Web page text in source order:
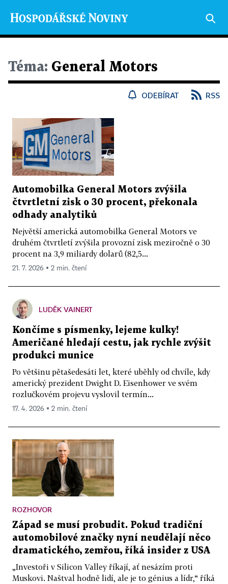
Téma: General Motors
ODEBÍRAT RSS
Automobilka General Motors zvýšila
čtvrtletní zisk o 30 procent, překonala
odhady analytiků
Největší americká automobilka General Motors ve
druhém čtvrtletí zvýšila provozní zisk meziročně o 30
procent na 3,9 miliardy dolarů (82,5...
21. 7. 2026 ▪ 2 min. čtení
LUDĚK VAINERT
Končíme s písmenky, lejeme kulky!
Američané hledají cestu, jak rychle zvýšit
produkci munice
Po většinu pětašedesáti let, které uběhly od chvíle, kdy
americký prezident Dwight D. Eisenhower ve svém
rozlučkovém projevu vyslovil termín...
17. 4. 2026 ▪ 2 min. čtení
ROZHOVOR
Západ se musí probudit. Pokud tradiční
automobilové značky nyní neudělají něco
dramatického, zemřou, říká insider z USA
„Investoři v Silicon Valley říkají, ať nesázím proti
Muskovi. Naštval hodně lidí, ale je to génius a lídr,“ říká